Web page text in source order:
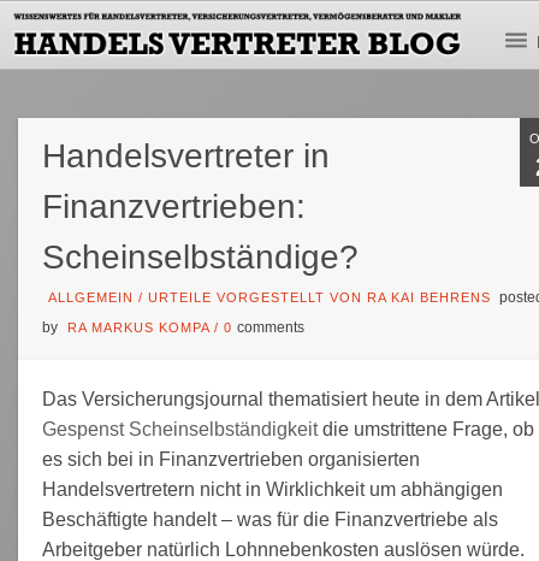
Handelsvertreter in
Finanzvertrieben:
Scheinselbständige?
ALLGEMEIN /URTEILE VORGESTELLT VON RA KAI BEHRENS
by
RA MARKUS KOMPA /0comments
Das Versicherungsjournal thematisiert heute in dem
Gespenst Scheinselbständigkeitdie umstrittene Frage, ob
es sich bei in Finanzvertrieben organisierten
Handelsvertretern nicht in Wirklichkeit um abhängigen
Beschäftigte handelt – was für die Finanzvertriebe als
Arbeitgeber natürlich Lohnnebenkosten auslösen würde.